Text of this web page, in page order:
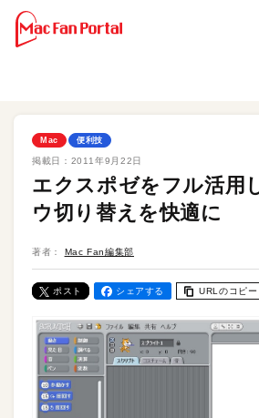
Mac 便利技
掲載日： 2011年9月22日
エクスポゼをフル活用
ウ切り替えを快適に
著者： Mac Fan編集部
ポスト シェアする URLのコピー